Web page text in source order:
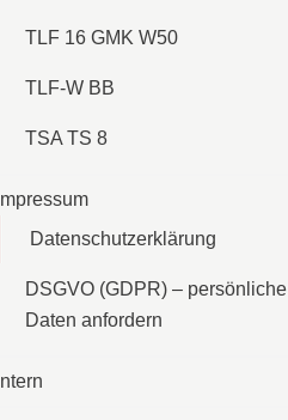
TLF 16 GMK W50
TLF-W BB
TSA TS 8
Impressum
Datenschutzerklärung
DSGVO (GDPR) – persönliche
Daten anfordern
Intern